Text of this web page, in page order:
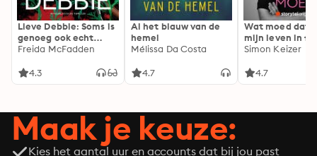
Lieve Debbie: Soms is
genoeg ook echt
genoeg...
Freida McFadden
4.3
Al het blauw van de
hemel
Mélissa Da Costa
4.7
Wat moed dat
mijn leven in
Simon Keizer
4.7
Maak je keuze:
Kies het aantal uur en accounts dat bij jou past